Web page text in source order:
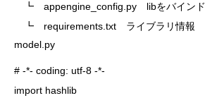
┗　appengine_config.py　libをバインド
┗　requirements.txt　ライブラリ情報
model.py
# -*- coding: utf-8 -*-
import hashlib